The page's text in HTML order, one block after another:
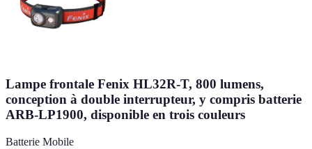
Lampe frontale Fenix HL32R-T, 800 lumens,
conception à double interrupteur, y compris batterie
ARB-LP1900, disponible en trois couleurs
Batterie Mobile